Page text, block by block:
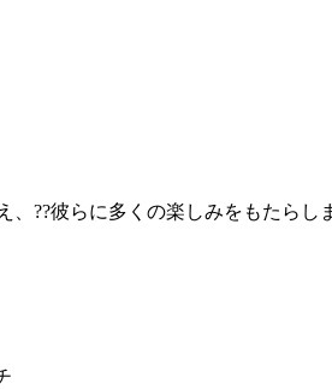
??彼らに多くの楽しみをもたらし